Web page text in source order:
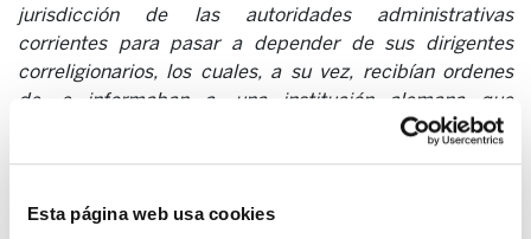
Esta página web usa cookies
jurisdicción de las autoridades administrativas
corrientes para pasar a depender de sus dirigentes
correligionarios, los cuales, a su vez, recibían ordenes
de, e informaban a, una institución alemana que
también estaba fuera de la estructura “normal” de
Hacía abajo, los dirigentes judíos ejercían un poder